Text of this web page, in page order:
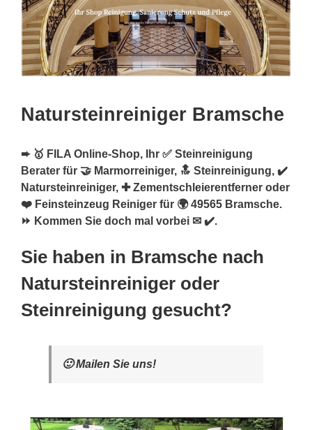
Natursteinreiniger Bramsche
➨ 🥇 FILA Online-Shop, Ihr ✅ Steinreinigung
Berater für 🤝 Marmorreiniger, 🔝 Steinreinigung, ✔️
Natursteinreiniger, ✚ Zementschleierentferner oder
❤️ Feinsteinzeug Reiniger für 🌍 49565 Bramsche.
⏩ Kommen Sie doch mal vorbei ✉ ✔️.
Sie haben in Bramsche nach
Natursteinreiniger oder
Steinreinigung gesucht?
🙂 Mailen Sie uns!